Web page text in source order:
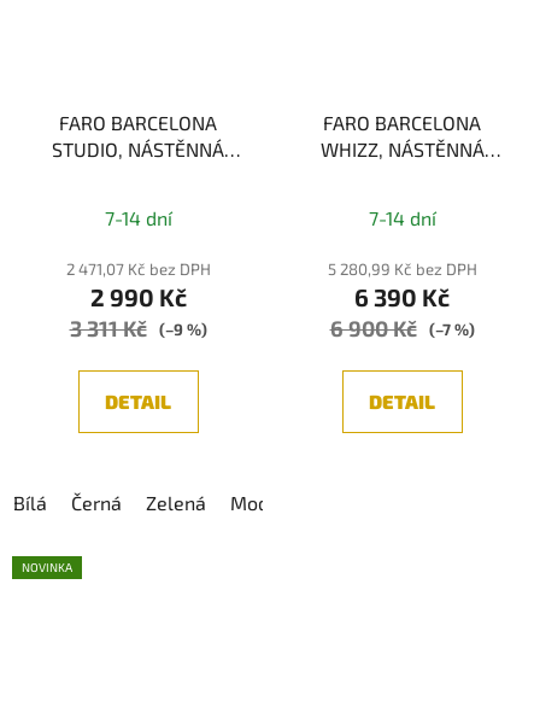
FARO BARCELONA
STUDIO, NÁSTĚNNÁ
7-14 dní
2 471,07 Kč bez DPH
2 990 Kč
3 311 Kč (–9 %)
DETAIL
Bílá Černá Zelená Modrá
FARO BARCELONA
WHIZZ, NÁSTĚNNÁ
7-14 dní
5 280,99 Kč bez DPH
6 390 Kč
6 900 Kč (–7 %)
DETAIL
NOVINKA